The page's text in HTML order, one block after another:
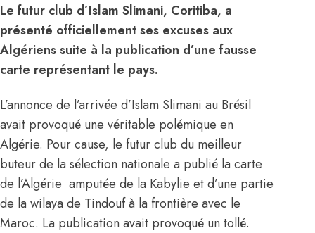
Le futur club d’Islam Slimani, Coritiba, a
présenté officiellement ses excuses aux
Algériens suite à la publication d’une fausse
carte représentant le pays.
L’annonce de l’arrivée d’Islam Slimani au Brésil
avait provoqué une véritable polémique en
Algérie. Pour cause, le futur club du meilleur
buteur de la sélection nationale a publié la carte
de l’Algérie amputée de la Kabylie et d’une partie
de la wilaya de Tindouf à la frontière avec le
Maroc. La publication avait provoqué un tollé.